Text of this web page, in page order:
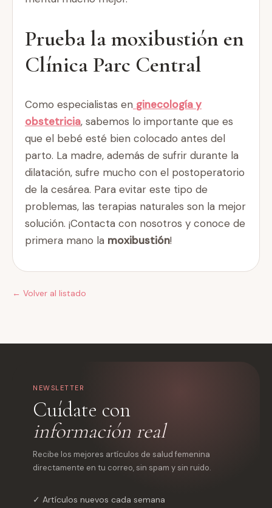
Prueba la moxibustión en
Clínica Parc Central
Como especialistas en ginecología y
obstetricia, sabemos lo importante que es
que el bebé esté bien colocado antes del
parto. La madre, además de sufrir durante la
dilatación, sufre mucho con el postoperatorio
de la cesárea. Para evitar este tipo de
problemas, las terapias naturales son la mejor
solución. ¡Contacta con nosotros y conoce de
primera mano la moxibustión!
← Volver al listado
NEWSLETTER
Cuídate con
información real
Recibe los mejores artículos de salud femenina
directamente en tu correo, sin spam y sin ruido.
✓ Artículos nuevos cada semana